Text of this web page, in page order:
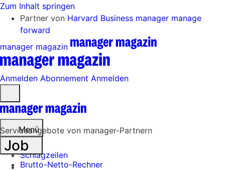
Zum Inhalt springen
Partner von Harvard Business manager manage
forward
manager magazin
Anmelden Abonnement Anmelden
öffnen
Menü
Schlagzeilen
Serviceangebote von manager-Partnern
Job
Brutto-Netto-Rechner